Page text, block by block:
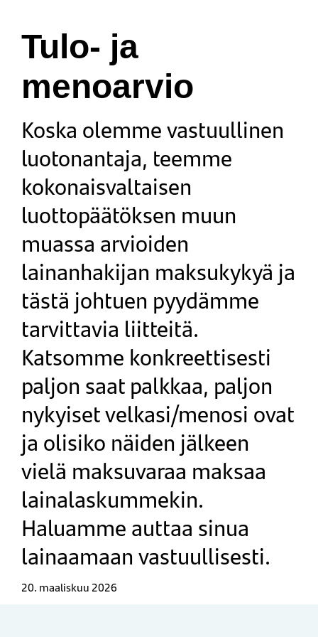
Tulo- ja
menoarvio
Koska olemme vastuullinen
luotonantaja, teemme
kokonaisvaltaisen
luottopäätöksen muun
muassa arvioiden
lainanhakijan maksukykyä ja
tästä johtuen pyydämme
tarvittavia liitteitä.
Katsomme konkreettisesti
paljon saat palkkaa, paljon
nykyiset velkasi/menosi ovat
ja olisiko näiden jälkeen
vielä maksuvaraa maksaa
lainalaskummekin.
Haluamme auttaa sinua
lainaamaan vastuullisesti.
20. maaliskuu 2026